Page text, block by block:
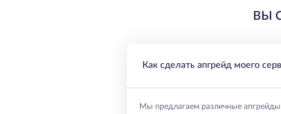
ВЫ
Как сделать апгрейд моего
Мы предлагаем различные